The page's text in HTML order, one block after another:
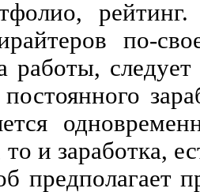
по-
работы,
и заработка,
предполагает